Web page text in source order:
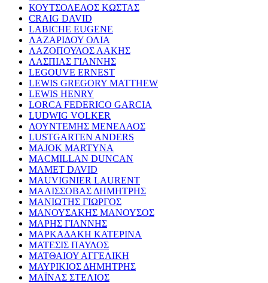
ΚΟΥΤΣΟΛΕΛΟΣ ΚΩΣΤΑΣ
CRAIG DAVID
LABICHE EUGENE
ΛΑΖΑΡΙΔΟΥ ΟΛΙΑ
ΛΑΖΟΠΟΥΛΟΣ ΛΑΚΗΣ
ΛΑΣΠΙΑΣ ΓΙΑΝΝΗΣ
LEGOUVE ERNEST
LEWIS GREGORY MATTHEW
LEWIS HENRY
LORCA FEDERICO GARCIA
LUDWIG VOLKER
ΛΟΥΝΤΕΜΗΣ ΜΕΝΕΛΑΟΣ
LUSTGARTEN ANDERS
MAJOK MARTYNA
MACMILLAN DUNCAN
MAMET DAVID
MAUVIGNIER LAURENT
ΜΑΛΙΣΣΟΒΑΣ ΔΗΜΗΤΡΗΣ
ΜΑΝΙΩΤΗΣ ΓΙΩΡΓΟΣ
ΜΑΝΟΥΣΑΚΗΣ ΜΑΝΟΥΣΟΣ
ΜΑΡΗΣ ΓΙΑΝΝΗΣ
ΜΑΡΚΑΔΑΚΗ ΚΑΤΕΡΙΝΑ
ΜΑΤΕΣΙΣ ΠΑΥΛΟΣ
ΜΑΤΘΑΙΟΥ ΑΓΓΕΛΙΚΗ
ΜΑΥΡΙΚΙΟΣ ΔΗΜΗΤΡΗΣ
ΜΑΪΝΑΣ ΣΤΕΛΙΟΣ